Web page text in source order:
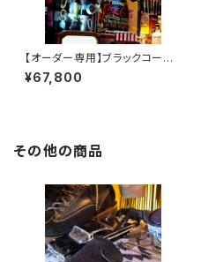
【オーダー専用】ブラックコード
バンカスタム JACK.RIDE.SSW
¥67,800
その他の商品